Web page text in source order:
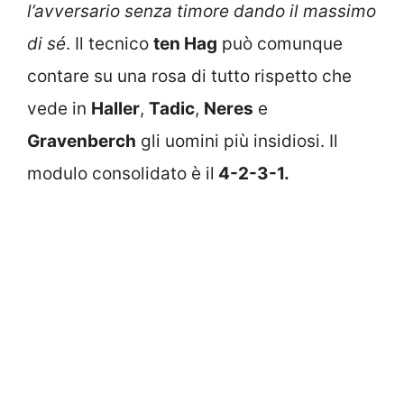
l’avversario senza timore dando il massimo
di sé. Il tecnico ten Hag può comunque
contare su una rosa di tutto rispetto che
vede in Haller, Tadic, Neres e
Gravenberch gli uomini più insidiosi. Il
modulo consolidato è il 4-2-3-1.